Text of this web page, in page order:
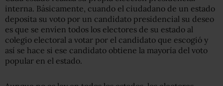
interna. Básicamente, cuando el ciudadano de un estado
deposita su voto por un candidato presidencial su deseo
es que se envíen todos los electores de su estado al
colegio electoral a votar por el candidato que escogió y
así se hace si ese candidato obtiene la mayoría del voto
popular en el estado.